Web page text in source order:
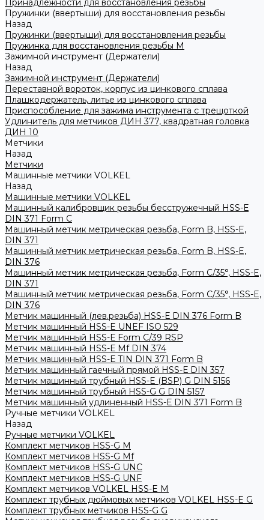
Принадлежности для восстановления резьбы
Пружинки (ввертыши) для восстановления резьбы
Назад
Пружинки (ввертыши) для восстановления резьбы
Пружинка для восстановления резьбы M
Зажимной инструмент (Держатели)
Назад
Зажимной инструмент (Держатели)
Переставной вороток, корпус из цинкового сплава
Плашкодержатель, литье из цинкового сплава
Приспособление для зажима инструмента с трещоткой
Удлинитель для метчиков ДИН 377, квадратная головка
ДИН 10
Метчики
Назад
Метчики
Машинные метчики VOLKEL
Назад
Машинные метчики VOLKEL
Машинный калибровщик резьбы бесстружечный HSS-Е
DIN 371 Form C
Машинный метчик метрическая резьба, Form B, HSS-E,
DIN 371
Машинный метчик метрическая резьба, Form B, HSS-E,
DIN 376
Машинный метчик метрическая резьба, Form С/35°, HSS-E,
DIN 371
Машинный метчик метрическая резьба, Form С/35°, HSS-E,
DIN 376
Метчик машинный (лев.резьба) HSS-Е DIN 376 Form B
Метчик машинный HSS-E UNEF ISO 529
Метчик машинный HSS-Е Form C/39 RSP
Метчик машинный HSS-Е Mf DIN 374
Метчик машинный HSS-Е TIN DIN 371 Form B
Метчик машинный гаечный прямой HSS-Е DIN 357
Метчик машинный трубный HSS-E (BSP) G DIN 5156
Метчик машинный трубный HSS-G G DIN 5157
Метчик машинный удлиненный HSS-Е DIN 371 Form B
Ручные метчики VOLKEL
Назад
Ручные метчики VOLKEL
Комплект метчиков HSS-G M
Комплект метчиков HSS-G Mf
Комплект метчиков HSS-G UNC
Комплект метчиков HSS-G UNF
Комплект метчиков VOLKEL HSS-E M
Комплект трубных дюймовых метчиков VOLKEL HSS-E G
Комплект трубных метчиков HSS-G G